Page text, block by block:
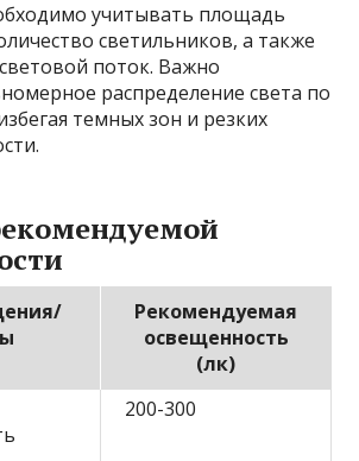
учитывать площадь
светильников, а также
поток. Важно
распределение света по
темных зон и резких
Рекомендуемая
освещенность
(лк)
200-300